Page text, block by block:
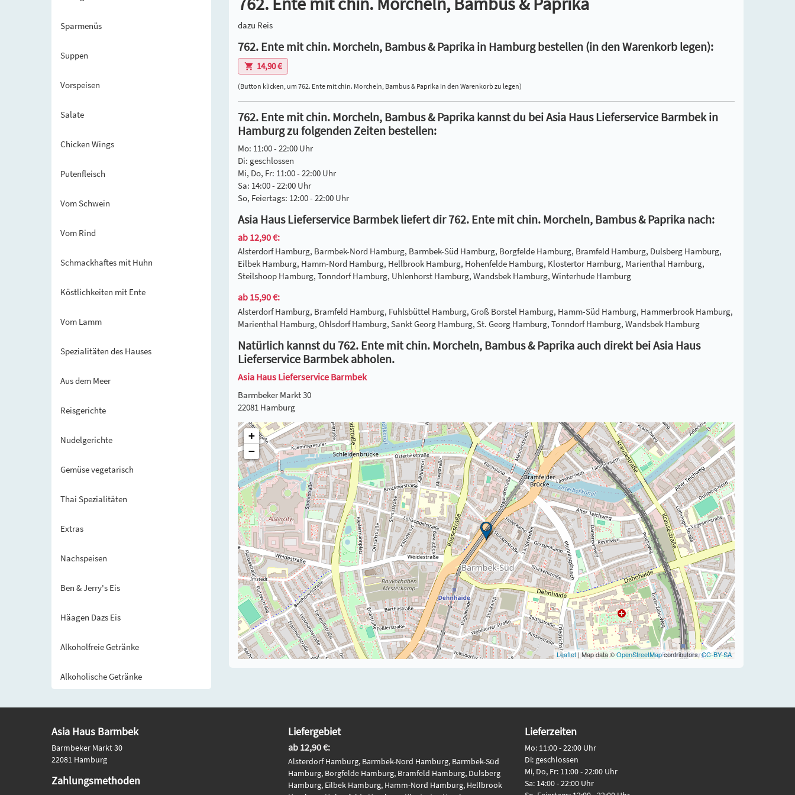
Sparmenüs
Suppen
Vorspeisen
Salate
Chicken Wings
Putenfleisch
Vom Schwein
Vom Rind
Schmackhaftes mit Huhn
Köstlichkeiten mit Ente
Vom Lamm
Spezialitäten des Hauses
Aus dem Meer
Reisgerichte
Nudelgerichte
Gemüse vegetarisch
Thai Spezialitäten
Extras
Nachspeisen
Ben & Jerry's Eis
Häagen Dazs Eis
Alkoholfreie Getränke
Alkoholische Getränke
dazu Reis
762. Ente mit chin. Morcheln, Bambus & Paprika in Hamburg bestellen (in den Warenkorb legen):
14,90 €
(Button klicken, um 762. Ente mit chin. Morcheln, Bambus & Paprika in den Warenkorb zu legen)
762. Ente mit chin. Morcheln, Bambus & Paprika kannst du bei Asia Haus Lieferservice Barmbek in
Hamburg zu folgenden Zeiten bestellen:
Mo: 11:00 - 22:00 Uhr
Di: geschlossen
Mi, Do, Fr: 11:00 - 22:00 Uhr
Sa: 14:00 - 22:00 Uhr
So, Feiertags: 12:00 - 22:00 Uhr
Asia Haus Lieferservice Barmbek liefert dir 762. Ente mit chin. Morcheln, Bambus & Paprika nach:
ab 12,90 €:
Alsterdorf Hamburg, Barmbek-Nord Hamburg, Barmbek-Süd Hamburg, Borgfelde Hamburg, Bramfeld Hamburg, Dulsberg Hamburg,
Eilbek Hamburg, Hamm-Nord Hamburg, Hellbrook Hamburg, Hohenfelde Hamburg, Klostertor Hamburg, Marienthal Hamburg,
Steilshoop Hamburg, Tonndorf Hamburg, Uhlenhorst Hamburg, Wandsbek Hamburg, Winterhude Hamburg
ab 15,90 €:
Alsterdorf Hamburg, Bramfeld Hamburg, Fuhlsbüttel Hamburg, Groß Borstel Hamburg, Hamm-Süd Hamburg, Hammerbrook Hamburg,
Marienthal Hamburg, Ohlsdorf Hamburg, Sankt Georg Hamburg, St. Georg Hamburg, Tonndorf Hamburg, Wandsbek Hamburg
Natürlich kannst du 762. Ente mit chin. Morcheln, Bambus & Paprika auch direkt bei Asia Haus
Lieferservice Barmbek abholen.
Asia Haus Lieferservice Barmbek
Barmbeker Markt 30
22081 Hamburg
+
−
Leaflet | Map data ©OpenStreetMapcontributors,CC-BY-SA
Asia Haus Barmbek
Barmbeker Markt 30
22081 Hamburg
Zahlungsmethoden
Liefergebiet
ab 12,90 €:
Alsterdorf Hamburg, Barmbek-Nord Hamburg, Barmbek-Süd
Hamburg, Borgfelde Hamburg, Bramfeld Hamburg, Dulsberg
Hamburg, Eilbek Hamburg, Hamm-Nord Hamburg, Hellbrook
Lieferzeiten
Mo: 11:00 - 22:00 Uhr
Di: geschlossen
Mi, Do, Fr: 11:00 - 22:00 Uhr
Sa: 14:00 - 22:00 Uhr